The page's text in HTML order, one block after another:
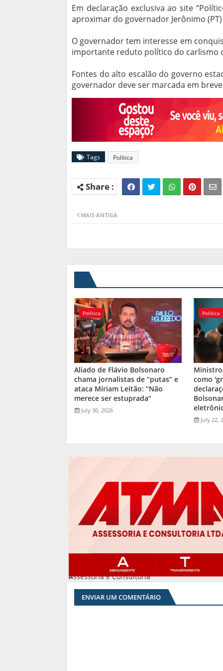
Em declaração exclusiva ao site
aproximar do governador Jerônimo
O governador tem interesse em
importante reduto político do carlismo
Fontes do alto escalão do governo
governador deve ser marcada em
Tags Política
MAIS ANTIGA
Política
Aliado de Flávio Bolsonaro
chama jornalistas de “putas” e
ataca Míriam Leitão: “Não
merece ser estuprada”
July 30, 2026
Política
como
July 22,
Assessoria e Consultoria
#
ENVIAR UM COMENTÁRIO